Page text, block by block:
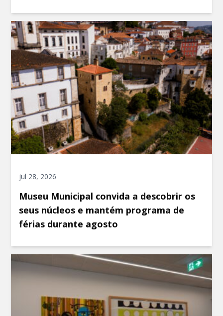
jul 28, 2026
Museu Municipal convida a descobrir os
seus núcleos e mantém programa de
férias durante agosto